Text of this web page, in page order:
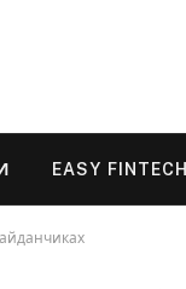
EASY FINTECH